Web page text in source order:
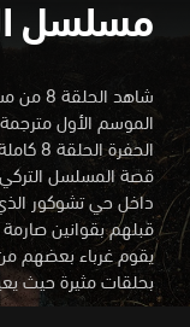
مسلسل
شاهد
الموسم الأول
الحفرة الحلقة 8 كاملة HD على سيرفرات متعددة الجودات
داخل حي تشوكور
قبلهم بقوانين
يقوم غرباء بعضهم من
بحلقات مثيرة حيث